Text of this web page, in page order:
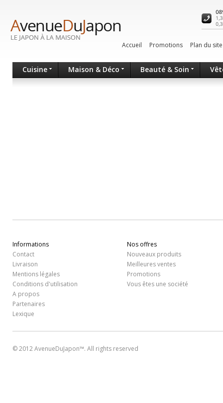
Accueil Promotions Plan du site
Cuisine Maison & Déco Beauté & Soin
Informations
Contact
Livraison
Mentions légales
Conditions d'utilisation
A propos
Partenaires
Lexique
Nos offres
Nouveaux produits
Meilleures ventes
Promotions
Vous êtes une société
© 2012 AvenueDuJapon™. All rights reserved